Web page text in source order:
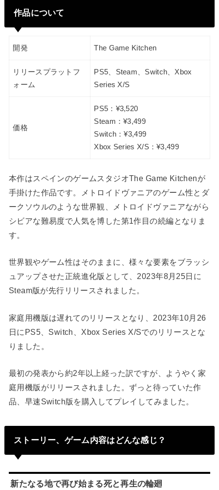
作品について
開発 The Game Kitchen
リリースプラットフ
ォーム
PS5、Steam、Switch、Xbox
Series X/S
価格
PS5：¥3,520
Steam：¥3,499
Switch：¥3,499
Xbox Series X/S：¥3,499
本作はスペインのゲームスタジオThe Game Kitchenが
手掛けた作品です。メトロイドヴァニアのゲーム性とダ
ークソウルのような世界観、メトロイドヴァニアながら
シビアな難易度で人気を博した第1作目の続編となりま
す。
世界観やゲーム性はそのままに、様々な要素をブラッシ
ュアップさせた正統進化版として、2023年8月25日に
Steam版が先行リリースされました。
家庭用機版は遅れてのリリースとなり、2023年10月26
日にPS5、Switch、Xbox Series X/Sでのリリースとな
りました。
最初の発表から約2年以上経った訳ですが、ようやく家
庭用機版がリリースされました。ずっと待っていた作
品、早速Switch版を購入してプレイしてみました。
ストーリー、ゲーム内容はどんな感じ？
新たなる地で再び始まる死と再生の輪廻